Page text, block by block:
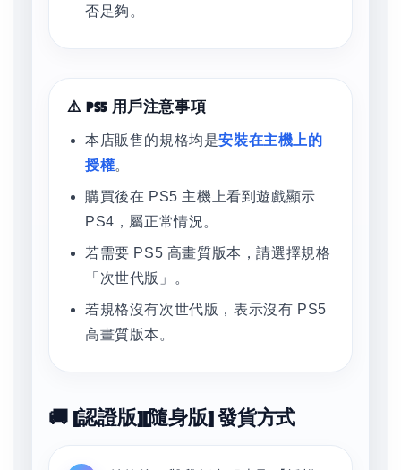
否足夠。
⚠️ PS5 用戶注意事項
本店販售的規格均是安裝在主機上的
授權。
購買後在 PS5 主機上看到遊戲顯示
PS4，屬正常情況。
若需要 PS5 高畫質版本，請選擇規格
「次世代版」。
若規格沒有次世代版，表示沒有 PS5
高畫質版本。
🚚 [認證版][隨身版] 發貨方式